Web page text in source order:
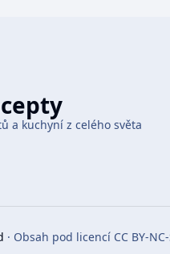
a kuchyní z celého světa
· Obsah pod licencí CC BY-